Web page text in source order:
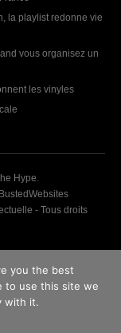
la playlist redonne vie
vous organisez un
les vinyles
Hype.
BustedWebsites
- Tous droits
you the best
to use this site we
with it.